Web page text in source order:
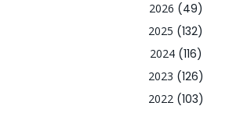
2026 (49)
2025 (132)
2024(116)
2023 (126)
2022(103)